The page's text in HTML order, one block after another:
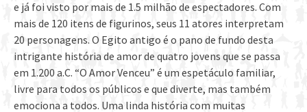
e já foi visto por mais de 1.5 milhão de espectadores. Com
mais de 120 itens de figurinos, seus 11 atores interpretam
20 personagens. O Egito antigo é o pano de fundo desta
intrigante história de amor de quatro jovens que se passa
em 1.200 a.C. “O Amor Venceu” é um espetáculo familiar,
livre para todos os públicos e que diverte, mas também
emociona a todos. Uma linda história com muitas